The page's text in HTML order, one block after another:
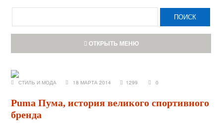
ОТКРЫТЬ МЕНЮ
СТИЛЬ И МОДА 18 МАРТА 2014 1299 0
Puma Пума, история великого спортивного
бренда